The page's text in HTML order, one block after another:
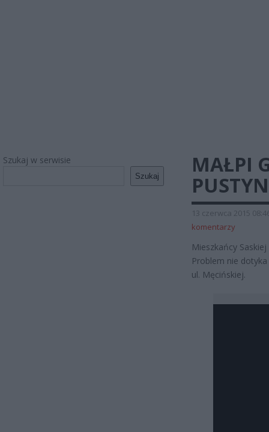
Szukaj w serwisie
Szukaj
MAŁPI
13 czerwca 2015
komentarzy
Mieszkańcy
Problem nie
ul. Męcińskiej.